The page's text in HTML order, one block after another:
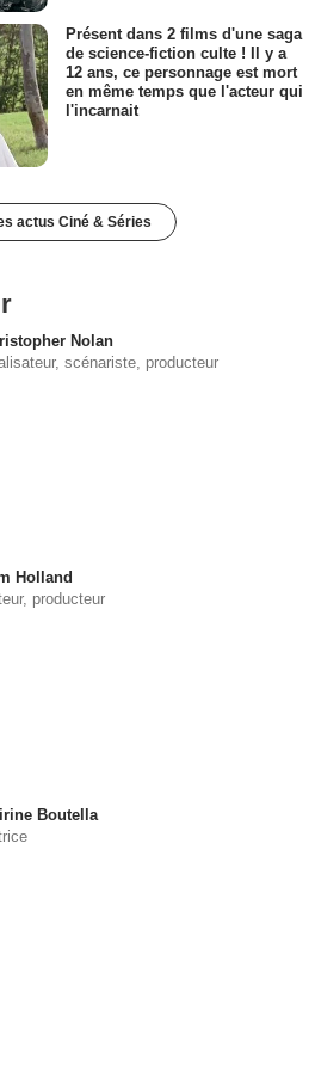
Présent dans 2 films d'une saga
de science-fiction culte ! Il y a
12 ans, ce personnage est mort
en même temps que l'acteur qui
l'incarnait
actus Ciné & Séries
Nolan
scénariste, producteur
Holland
producteur
Boutella